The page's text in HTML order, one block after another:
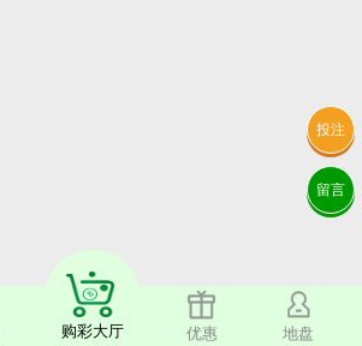
购彩大厅 优惠 地盘
投注
留言